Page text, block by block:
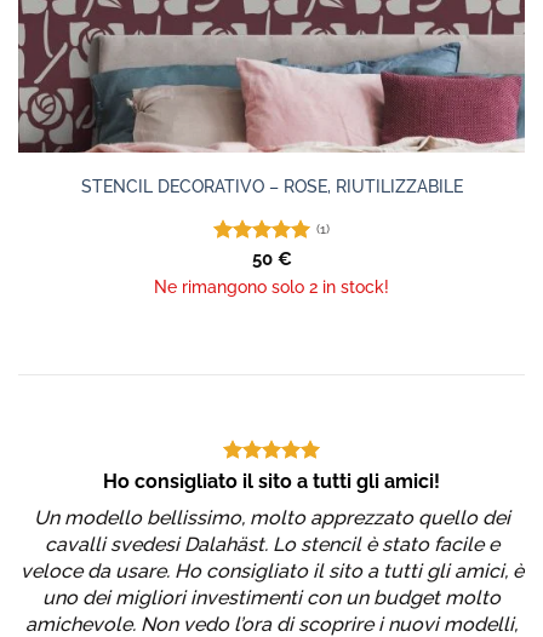
STENCIL DECORATIVO – ROSE, RIUTILIZZABILE
Valutato
su 5
(1)
50 €
Ne rimangono solo 2 in stock!
Ho consigliato il sito a tutti gli amici!
Un modello bellissimo, molto apprezzato quello dei
cavalli svedesi Dalahäst. Lo stencil è stato facile e
veloce da usare. Ho consigliato il sito a tutti gli amici, è
uno dei migliori investimenti con un budget molto
amichevole. Non vedo l’ora di scoprire i nuovi modelli,